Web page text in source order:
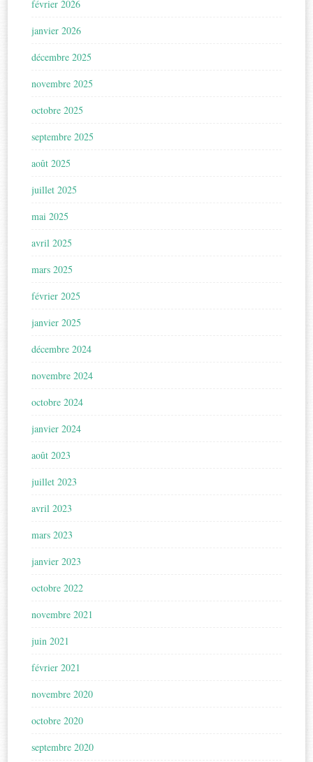
février 2026
janvier 2026
décembre 2025
novembre 2025
octobre 2025
septembre 2025
août 2025
juillet 2025
mai 2025
avril 2025
mars 2025
février 2025
janvier 2025
décembre 2024
novembre 2024
octobre 2024
janvier 2024
août 2023
juillet 2023
avril 2023
mars 2023
janvier 2023
octobre 2022
novembre 2021
juin 2021
février 2021
novembre 2020
octobre 2020
septembre 2020